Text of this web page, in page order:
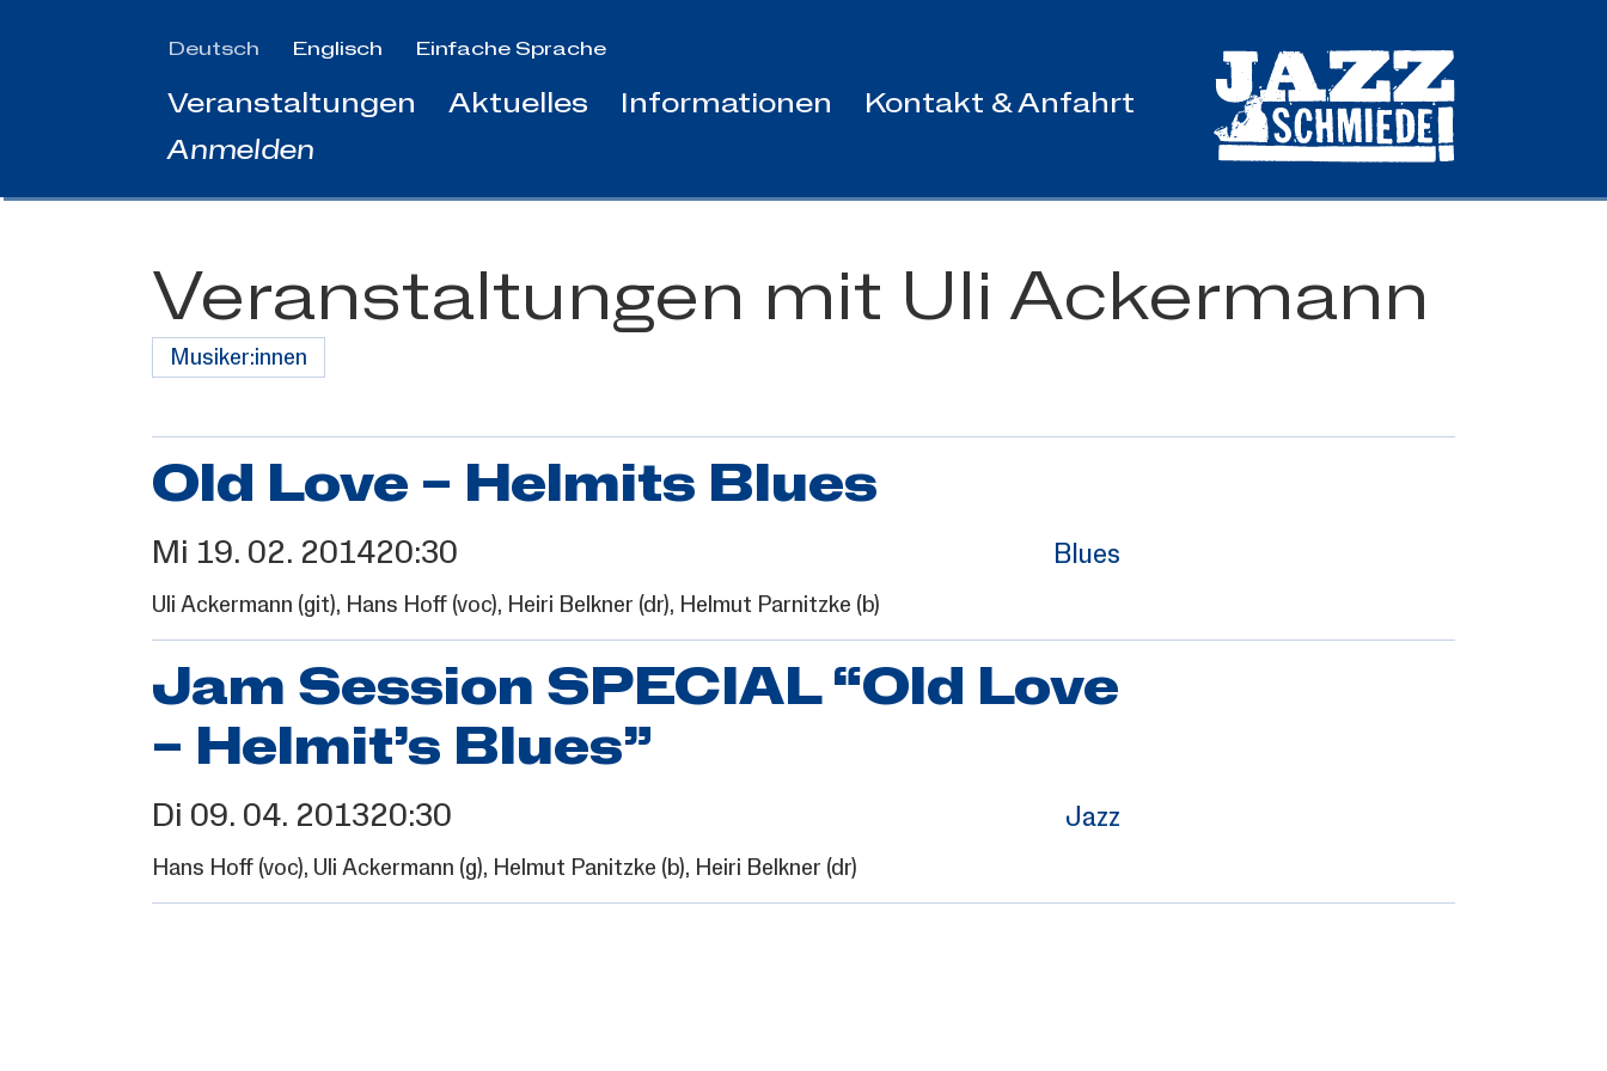
Deutsch Englisch Einfache Sprache
Veranstaltungen Aktuelles Informationen
Kontakt & Anfahrt
Anmelden
Veranstaltungen mit Uli Ackermann
Musiker:innen
Old Love – Helmits Blues
Mi 19. 02. 201420:30 Blues
Uli Ackermann (git), Hans Hoff(voc), Heiri Belkner (dr), Helmut Parnitzke (b)
Jam Session SPECIAL “Old Love
– Helmit’s Blues”
Di 09. 04. 201320:30 Jazz
Hans Hoff(voc), Uli Ackermann (g), Helmut Panitzke (b), Heiri Belkner (dr)